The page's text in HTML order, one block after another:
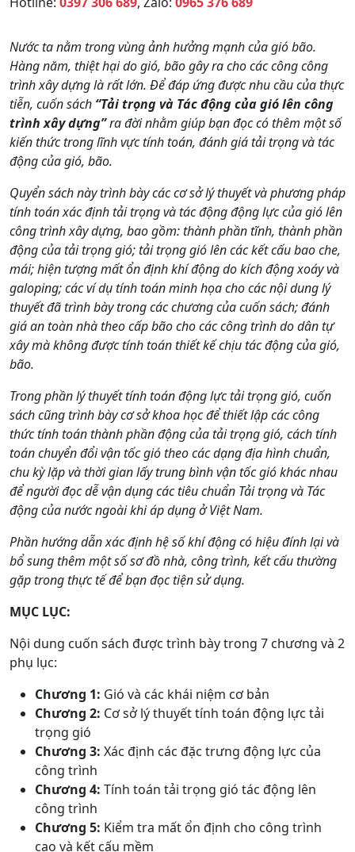
Nước ta nằm trong vùng ảnh hưởng mạnh của gió bão.
Hàng năm, thiệt hại do gió, bão gây ra cho các công công
trình xây dựng là rất lớn. Để đáp ứng được nhu cầu của thực
tiễn, cuốn sách “Tải trọng và Tác động của gió lên công
trình xây dựng”ra đời nhằm giúp bạn đọc có thêm một số
kiến thức trong lĩnh vực tính toán, đánh giá tải trọng và tác
động của gió, bão.
Quyển sách này trình bày các cơ sở lý thuyết và phương pháp
tính toán xác định tải trọng và tác động động lực của gió lên
công trình xây dựng, bao gồm: thành phần tĩnh, thành phần
động của tải trọng gió; tải trọng gió lên các kết cấu bao che,
mái; hiện tượng mất ổn định khí động do kích động xoáy và
galoping; các ví dụ tính toán minh họa cho các nội dung lý
thuyết đã trình bày trong các chương của cuốn sách; đánh
giá an toàn nhà theo cấp bão cho các công trình do dân tự
xây mà không được tính toán thiết kế chịu tác động của gió,
bão.
Trong phần lý thuyết tính toán động lực tải trọng gió, cuốn
sách cũng trình bày cơ sở khoa học để thiết lập các công
thức tính toán thành phần động của tải trọng gió, cách tính
toán chuyển đổi vận tốc gió theo các dạng địa hình chuẩn,
chu kỳ lặp và thời gian lấy trung bình vận tốc gió khác nhau
để người đọc dễ vận dụng các tiêu chuẩn Tải trọng và Tác
động của nước ngoài khi áp dụng ở Việt Nam.
Phần hướng dẫn xác định hệ số khí động có hiệu đính lại và
bổ sung thêm một số sơ đồ nhà, công trình, kết cấu thường
gặp trong thực tế để bạn đọc tiện sử dụng.
MỤC LỤC:
Nội dung cuốn sách được trình bày trong 7 chương và 2
phụ lục:
Chương 1: Gió và các khái niệm cơ bản
Chương 2: Cơ sở lý thuyết tính toán động lực tải
trọng gió
Chương 3: Xác định các đặc trưng động lực của
công trình
Chương 4: Tính toán tải trọng gió tác động lên
công trình
Chương 5: Kiểm tra mất ổn định cho công trình
cao và kết cấu mềm